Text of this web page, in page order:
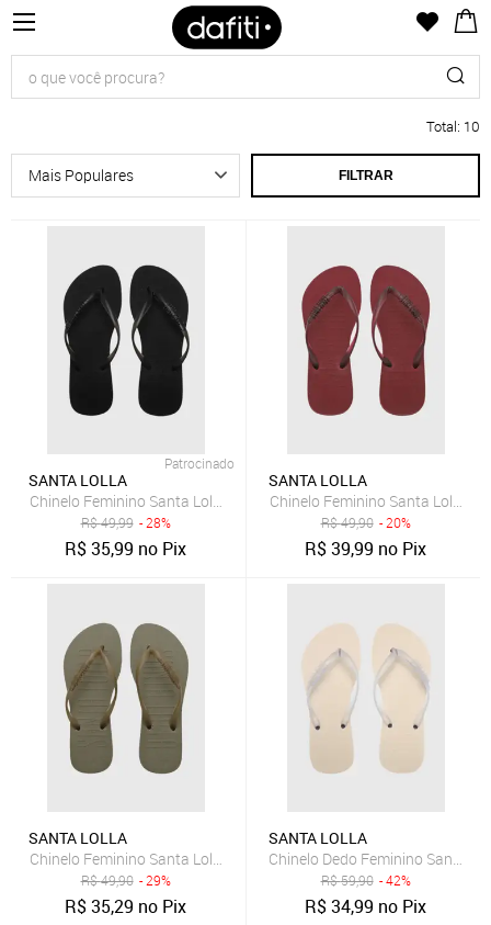
Total: 10
FILTRAR
Patrocinado
SANTA LOLLA
Chinelo Feminino Santa Lolla Tira Slim Preto
R$49,99 - 28%
R$35,99 no Pix
SANTA LOLLA
Chinelo Feminino Santa Lolla
R$49,90 - 20%
R$39,99 no Pix
SANTA LOLLA
Chinelo Feminino Santa Lolla Tiras Verde
R$49,90 - 29%
R$35,29 no Pix
SANTA LOLLA
Chinelo Dedo Feminino Santa
R$59,90 - 42%
R$34,99 no Pix